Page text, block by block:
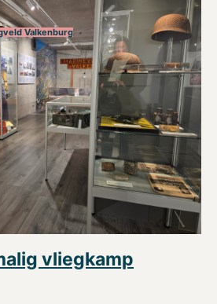
Valkenburg
vliegkamp